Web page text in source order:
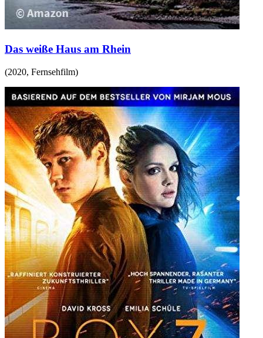
Das weiße Haus am Rhein
(2020, Fernsehfilm)